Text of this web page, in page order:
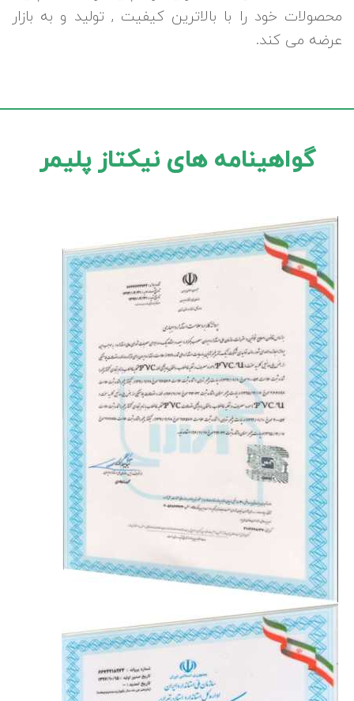
محصولات خود را با بالاترین کیفیت , تولید و به بازار
عرضه می کند.
گواهینامه های نیکتاز پلیمر